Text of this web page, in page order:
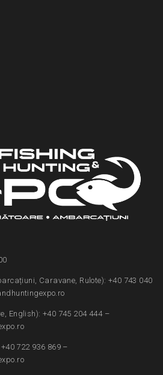
Caravane, Rulote): +40 743 040
English): +40 745 204 444 –
722 936 869 –